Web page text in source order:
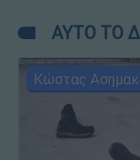
ΑΥΤΟ ΤΟ
Κώστας